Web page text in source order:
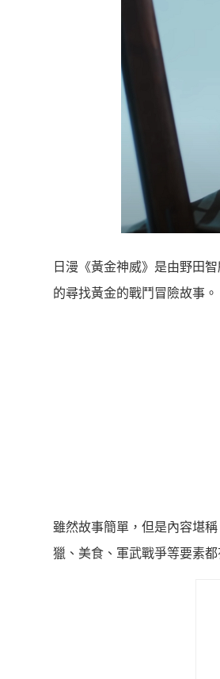
日漫《黃金神威》是由野田
的尋找黃金的戰鬥冒險故事。
雖然故事簡單，但是內容堪
獵、美食、軍武戰爭等要素